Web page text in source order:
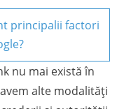
principalii factori
nu mai există în
alte modalități